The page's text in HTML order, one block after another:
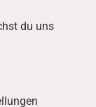
du uns